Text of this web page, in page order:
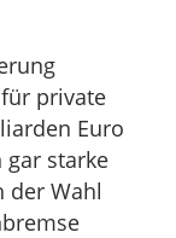
private
Euro
gar starke
der Wahl